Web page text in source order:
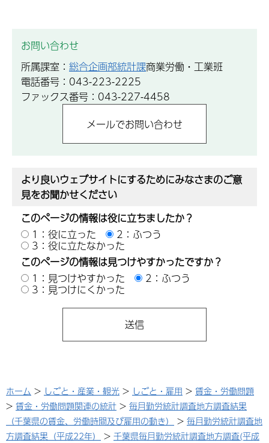
お問い合わせ
所属課室： 総合企画部統計課商業労働・工業班
電話番号：043-223-2225
ファックス番号：043-227-4458
より良いウェブサイトにするためにみなさまのご意
見をお聞かせください
このページの情報は役に立ちましたか？
1：役に立った
2：ふつう
3：役に立たなかった
このページの情報は見つけやすかったですか？
1：見つけやすかった
2：ふつう
3：見つけにくかった
ホーム > しごと・産業・観光 > しごと・雇用 > 賃金・労働問題
> 賃金・労働問題関連の統計 > 毎月勤労統計調査地方調査結果
（千葉県の賃金、労働時間及び雇用の動き）
> 毎月勤労統計調査地
方調査結果（平成22年）
> 千葉県毎月勤労統計調査地方調査(平成